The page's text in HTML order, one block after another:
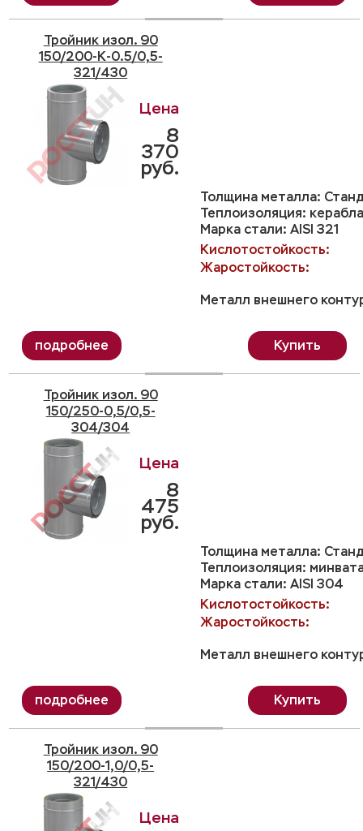
Тройник изол. 90
150/200-K-0.5/0,5-
321/430
Толщина металла:
Теплоизоляция:
Марка стали: AISI 321
Кислотостойкость:
Жаростойкость:
Металл внешнего
8
370
руб.
Купить
Тройник изол. 90
150/250-0,5/0,5-
304/304
Толщина металла:
Теплоизоляция:
Марка стали: AISI 304
Кислотостойкость:
Жаростойкость:
Металл внешнего
8
475
руб.
Купить
Тройник изол. 90
150/200-1,0/0,5-
321/430